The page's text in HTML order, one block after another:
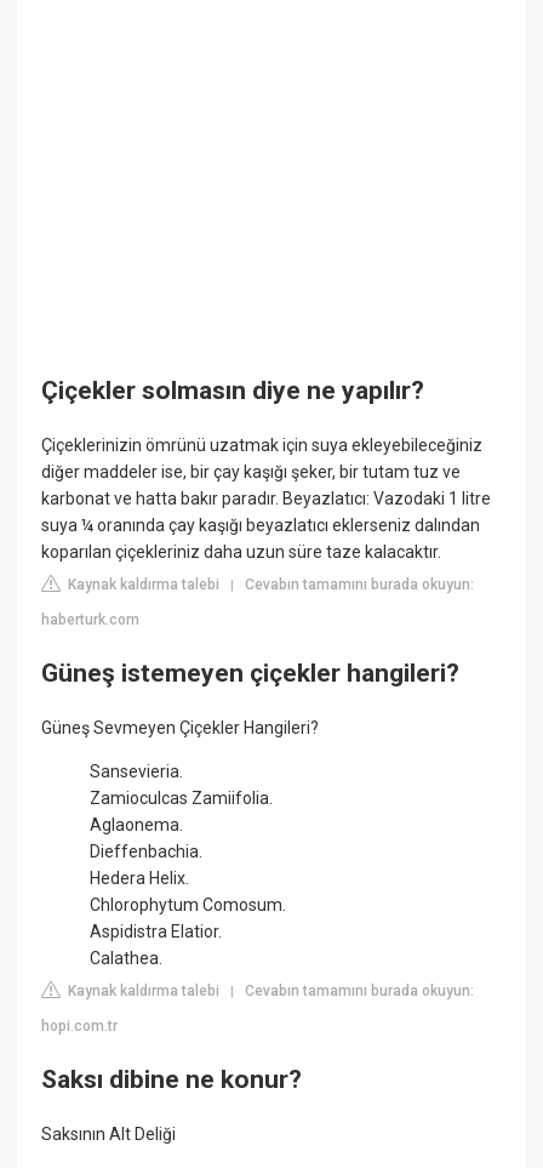
Çiçekler solmasın diye ne yapılır?
Çiçeklerinizin ömrünü uzatmak için suya ekleyebileceğiniz
diğer maddeler ise, bir çay kaşığı şeker, bir tutam tuz ve
karbonat ve hatta bakır paradır. Beyazlatıcı: Vazodaki 1 litre
suya ¼ oranında çay kaşığı beyazlatıcı eklerseniz dalından
koparılan çiçekleriniz daha uzun süre taze kalacaktır.
Kaynak kaldırma talebi |Cevabın tamamını burada okuyun:
haberturk.com
Güneş istemeyen çiçekler hangileri?
Güneş Sevmeyen Çiçekler Hangileri?
Sansevieria.
Zamioculcas Zamiifolia.
Aglaonema.
Dieffenbachia.
Hedera Helix.
Chlorophytum Comosum.
Aspidistra Elatior.
Calathea.
Kaynak kaldırma talebi |Cevabın tamamını burada okuyun:
hopi.com.tr
Saksı dibine ne konur?
Saksının Alt Deliği